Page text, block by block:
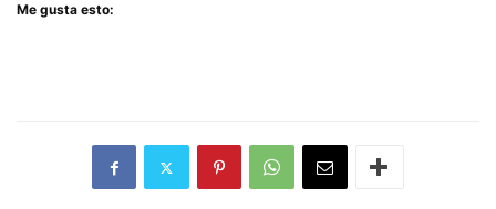
Me gusta esto: